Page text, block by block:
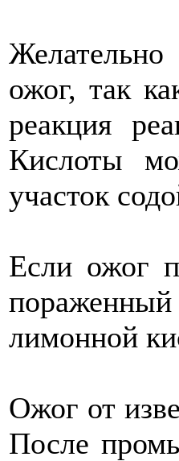
Желательно
ожог, так
реакция
Кислоты
участок
Если ожог
лимонной
Ожог от
После